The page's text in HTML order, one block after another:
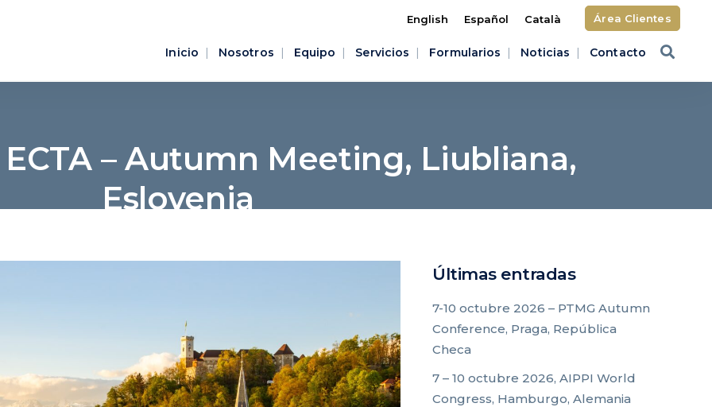
English Español Català Área Clientes
Inicio Nosotros Equipo Servicios Formularios Noticias Contacto
ECTA – Autumn Meeting, Liubliana,
Eslovenia
Últimas entradas
7-10 octubre 2026 – PTMG Autumn
Conference, Praga, República
Checa
7 – 10 octubre 2026, AIPPI World
Congress, Hamburgo, Alemania